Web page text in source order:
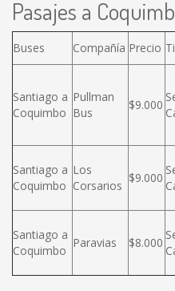
Pasajes a
Buses Compañía Precio
Santiago a
Coquimbo
Pullman
Bus
$9.000
Santiago a
Coquimbo
Los
Corsarios
$9.000
Santiago a
Coquimbo
Paravias $8.000